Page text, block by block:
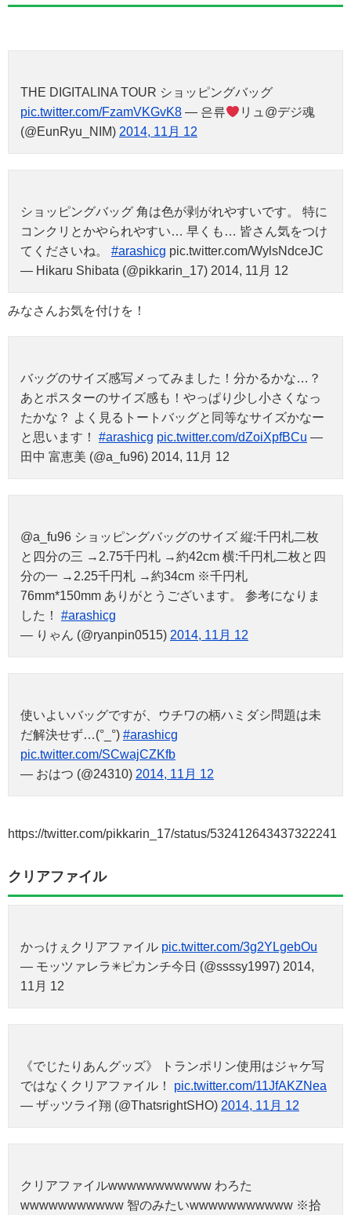
THE DIGITALINA TOUR ショッピングバッグ
pic.twitter.com/FzamVKGvK8 — 은류
リュ@デジ魂
(@EunRyu_NIM) 2014, 11月 12
ショッピングバッグ 角は色が剥がれやすいです。 特に
コンクリとかやられやすい… 早くも… 皆さん気をつけ
てくださいね。 #arashicg pic.twitter.com/WylsNdceJC
— Hikaru Shibata (@pikkarin_17) 2014, 11月 12
みなさんお気を付けを！
バッグのサイズ感写メってみました！分かるかな…？
あとポスターのサイズ感も！やっぱり少し小さくなっ
たかな？ よく見るトートバッグと同等なサイズかなー
と思います！ #arashicg pic.twitter.com/dZoiXpfBCu —
田中 富恵美 (@a_fu96) 2014, 11月 12
@a_fu96 ショッピングバッグのサイズ 縦:千円札二枚
と四分の三 →2.75千円札 →約42cm 横:千円札二枚と四
分の一 →2.25千円札 →約34cm ※千円札
76mm*150mm ありがとうございます。 参考になりま
した！ #arashicg
— りゃん (@ryanpin0515) 2014, 11月 12
使いよいバッグですが、ウチワの柄ハミダシ問題は未
だ解決せず…(°_°) #arashicg
pic.twitter.com/SCwajCZKfb
— おはつ (@24310) 2014, 11月 12
https://twitter.com/pikkarin_17/status/532412643437322241
クリアファイル
かっけぇクリアファイル pic.twitter.com/3g2YLgebOu
— モッツァレラ✳︎ピカンチ今日 (@ssssy1997) 2014,
11月 12
《でじたりあんグッズ》 トランポリン使用はジャケ写
ではなくクリアファイル！ pic.twitter.com/11JfAKZNea
— ザッツライ翔 (@ThatsrightSHO) 2014, 11月 12
クリアファイルwwwwwwwwwww わろた
wwwwwwwwwww 智のみたいwwwwwwwwwww ※拾